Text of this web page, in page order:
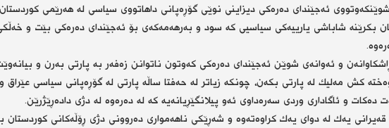
ئه‌جێندای ده‌ره‌كی دیزاینی نوێی گۆڕه‌پانی داهاتووی سیاسی له‌ هه‌رێمی كوردستان
بكرێنه‌ شاباشی یارییه‌كی سیاسیی كه‌ سود و به‌رهه‌مه‌كه‌ی بۆ ئه‌جێندای ده‌ره‌كی بێت و
و ئه‌وانه‌ی شوێن ئه‌جێندای ده‌ره‌كی كه‌وتون ناتوانن زه‌فه‌ر به‌ پارتی به‌رن و
كش مه‌لیك له‌ پارتی بكه‌ن، چونكه‌ زیاتر له‌ حه‌فتا ساڵه‌ پارتی له‌ گۆڕه‌پانی سیاسی عێراق و
و ئاگاداری وردی سه‌ره‌داوی ئه‌و پیلانگێڕیانه‌یه‌ كه‌ له‌ ده‌ره‌وه‌ له‌ دژی داده‌ڕێژرێن.
یه‌ك له‌ دوای یه‌ك كراوه‌ته‌وه‌ و شه‌ڕێكی ناهه‌مواری ده‌روونی دژی ڕۆڵه‌كانی كوردستان